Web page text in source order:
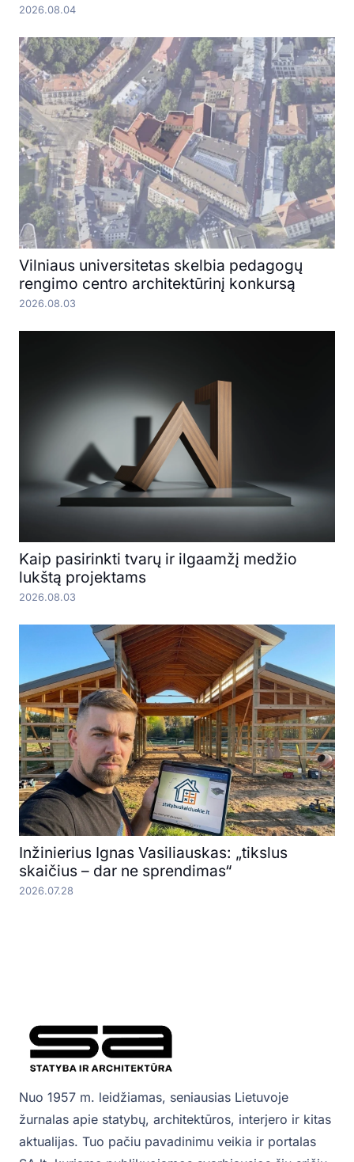
2026.08.04
Vilniaus universitetas skelbia pedagogų
rengimo centro architektūrinį konkursą
2026.08.03
Kaip pasirinkti tvarų ir ilgaamžį medžio
lukštą projektams
2026.08.03
Inžinierius Ignas Vasiliauskas: „tikslus
skaičius – dar ne sprendimas“
2026.07.28
Nuo 1957 m. leidžiamas, seniausias Lietuvoje
žurnalas apie statybų, architektūros, interjero ir kitas
aktualijas. Tuo pačiu pavadinimu veikia ir portalas